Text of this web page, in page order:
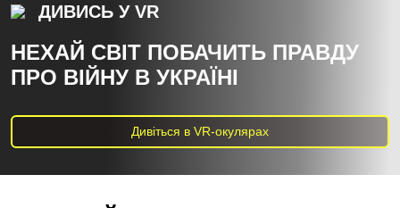
ДИВИСЬ У VR
НЕХАЙ СВІТ ПОБАЧИТЬ ПРАВДУ
ПРО ВІЙНУ В УКРАЇНІ
Дивіться в VR-окулярах